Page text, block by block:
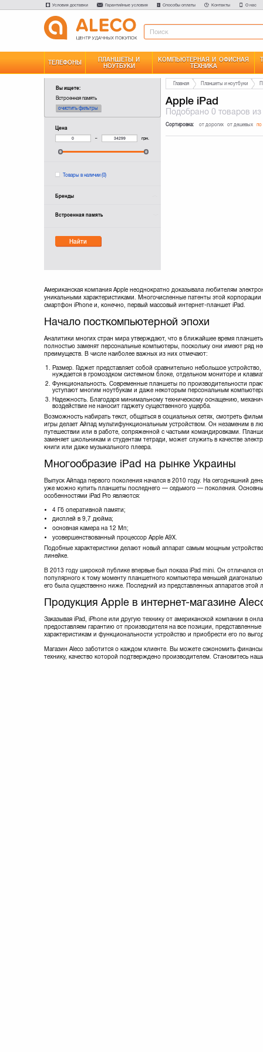
Условия доставки Гарантийные условия Способы оплаты Контакты О нас
ТЕЛЕФОНЫ
ПЛАНШЕТЫ И
НОУТБУКИ
КОМПЬЮТЕРНАЯ И ОФИСНАЯ
ТЕХНИКА
Вы ищете:
Встроенная память
очистить фильтры
Цена
– грн.
Товары в наличии(0)
Бренды
Встроенная память
Найти
Главная Планшеты и ноутбуки
Apple iPad
Подобрано0 товаров
Сортировка: от дорогих от дешевых по
Американская компания Apple неоднократно доказывала любителям
уникальными характеристиками. Многочисленные патенты этой
смартфон iPhone и, конечно, первый массовый интернет-планшет iPad.
Начало посткомпьютерной эпохи
Аналитики многих стран мира утверждают, что в ближайшее время
полностью заменят персональные компьютеры, поскольку они имеют ряд
преимуществ. В числе наиболее важных из них отмечают:
Размер. Гаджет представляет собой сравнительно небольшое устройство,
нуждается в громоздком системном блоке, отдельном мониторе и
Функциональность. Современные планшеты по производительности
уступают многим ноутбукам и даже некоторым персональным
Надежность. Благодаря минимальному техническому оснащению,
воздействие не наносит гаджету существенного ущерба.
Возможность набирать текст, общаться в социальных сетях, смотреть
игры делает Айпад мультифункциональным устройством. Он незаменим в
путешествии или в работе, сопряженной с частыми командировками.
заменяет школьникам и студентам тетради, может служить в качестве
книги или даже музыкального плеера.
Многообразие iPad на рынке Украины
Выпуск Айпада первого поколения начался в 2010 году. На сегодняшний
уже можно купить планшеты последнего — седьмого — поколения.
особенностями iPad Pro являются:
4 Гб оперативной памяти;
дисплей в 9,7 дюйма;
основная камера на 12 Мп;
усовершенствованный процессор Apple A9X.
Подобные характеристики делают новый аппарат самым мощным
линейке.
В 2013 году широкой публике впервые был показа iPad mini. Он отличался
популярного к тому моменту планшетного компьютера меньшей
его была существенно ниже. Последний из представленных аппаратов
Продукция Apple в интернет-магазине
Заказывая iPad, iPhone или другую технику от американской компании в
предоставляем гарантию от производителя на все позиции,
характеристикам и функциональности устройство и приобрести его по
Магазин Aleco заботится о каждом клиенте. Вы можете сэкономить
технику, качество которой подтверждено производителем. Становитесь